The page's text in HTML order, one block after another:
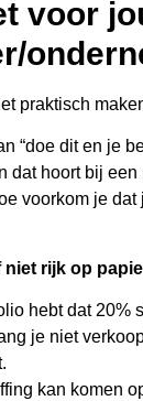
voor
praktisch
“doe dit en je
dat hoort bij
voorkom je dat
niet rijk op
hebt dat 20%
je niet
kan komen